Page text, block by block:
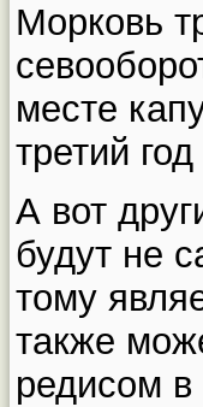
Морковь
месте
третий
А вот
будут не
тому
также
редисом в